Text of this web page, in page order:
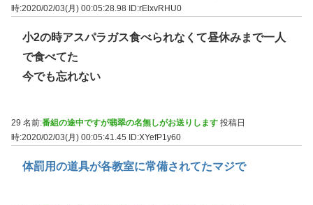
時:2020/02/03(月) 00:05:28.98 ID:rElxvRHU0
小2の時アスパラガス食べられなくて昼休みまで一人
で食べてた
今でも忘れない
29 名前:番組の途中ですが翡翠の名無しがお送りします 投稿日
時:2020/02/03(月) 00:05:41.45
ID:XYefP1y60
体罰用の道具が各教室に常備されてたマジで